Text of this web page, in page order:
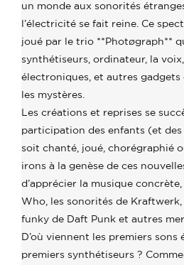
un monde aux sonorités
l’électricité se fait reine. Ce
joué par le trio **Photøgraph**
synthétiseurs, ordinateur, la
électroniques, et autres
les mystères.
Les créations et reprises se
participation des enfants (et
soit chanté, joué, chorégraphié
irons à la genèse de ces
d’apprécier la musique
Who, les sonorités de Kraftwerk,
funky de Daft Punk et autres
D’où viennent les premiers sons
premiers synthétiseurs ?